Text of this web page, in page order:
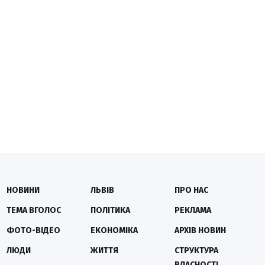
НОВИНИ
ТЕМА ВГОЛОС
ФОТО-ВІДЕО
ЛЮДИ
ЛЬВІВ
ПОЛІТИКА
ЕКОНОМІКА
ЖИТТЯ
ПРО НАС
РЕКЛАМА
АРХІВ НОВИН
СТРУКТУРА